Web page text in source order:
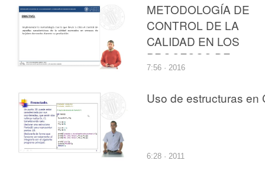
METODOLOGÍA DE
CONTROL DE LA
CALIDAD EN LOS
PROCESOS DE
FABRICACIÓN DE
DECORADOS DE
7:56 · 2016
Uso de estructuras en
6:28 · 2011